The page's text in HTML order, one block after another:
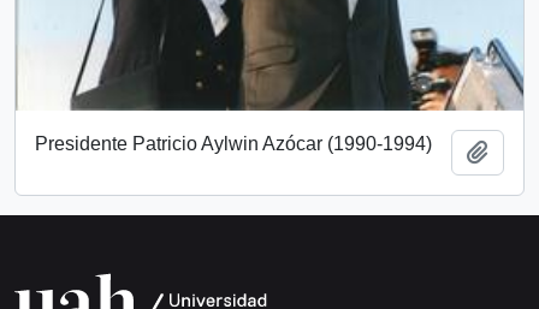
Presidente Patricio Aylwin Azócar (1990-1994)